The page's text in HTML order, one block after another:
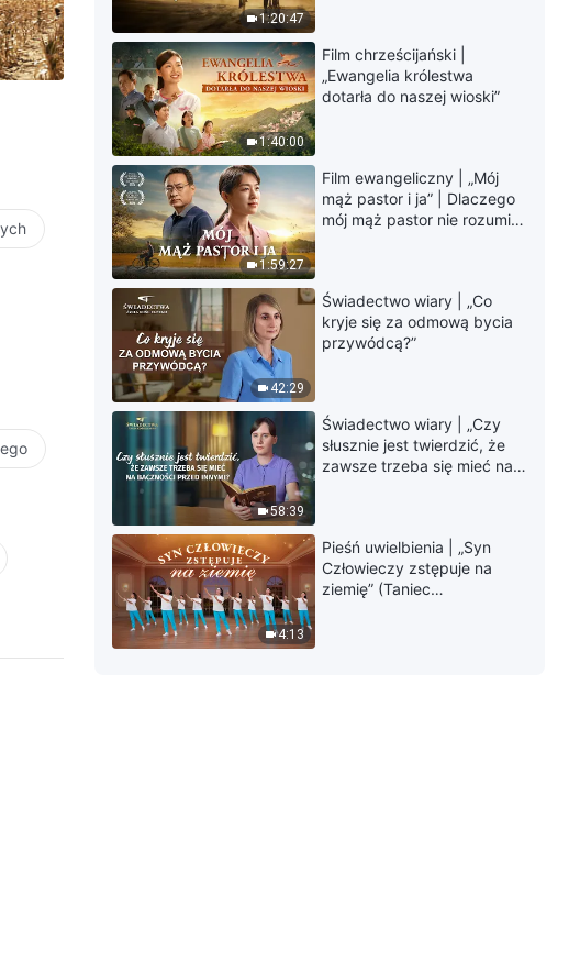
4:03
Wejście w życie | Fragment 400
4:26
Słowo Boże na każdy dzień:
Wejście w życie | Fragment 401
3:20
Słowo Boże na każdy dzień:
Wejście w życie | Fragment 402
8:46
Słowo Boże na każdy dzień:
Wejście w życie | Fragment 403
7:28
Słowo Boże na każdy dzień:
Wejście w życie | Fragment 404
7:07
Słowo Boże na każdy dzień:
Wejście w życie | Fragment 405
1:20:47
1:40:00
Film chrześcijański |
„Ewangelia królestwa
dotarła do naszej wioski”
1:59:27
Film ewangeliczny | „Mój
mąż pastor i ja” | Dlaczego
mój mąż pastor nie rozumie
42:29
Świadectwo wiary | „Co
kryje się za odmową bycia
przywódcą?”
58:39
Świadectwo wiary | „Czy
słusznie jest twierdzić, że
zawsze trzeba się mieć na
4:13
Pieśń uwielbienia | „Syn
Człowieczy zstępuje na
ziemię” (Taniec